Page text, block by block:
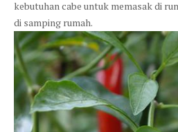
kebutuhan cabe untuk memasak di
di samping rumah.